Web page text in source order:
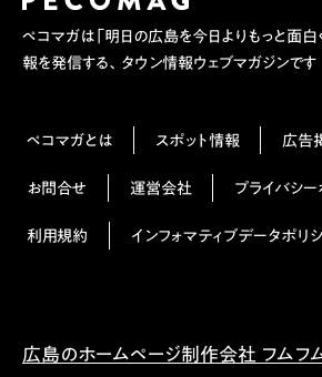
ペコマガは「明日の広島を今日よりもっと面白
報を発信する、タウン情報ウェブマガジンです
ペコマガとは スポット情報 広告
お問合せ 運営会社 プライバシー
利用規約 インフォマティブデータポリ
広島のホームページ制作会社 フムフ